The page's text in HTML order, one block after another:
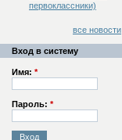
первоклассники)
все новости
Вход в систему
Имя: *
Пароль: *